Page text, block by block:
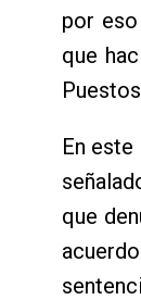
por
que
En
que